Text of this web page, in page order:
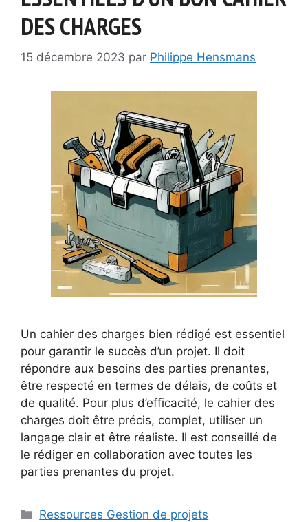
DES CHARGES
15 décembre 2023 par Philippe Hensmans
Un cahier des charges bien rédigé est essentiel
pour garantir le succès d’un projet. Il doit
répondre aux besoins des parties prenantes,
être respecté en termes de délais, de coûts et
de qualité. Pour plus d’efficacité, le cahier des
charges doit être précis, complet, utiliser un
langage clair et être réaliste. Il est conseillé de
le rédiger en collaboration avec toutes les
parties prenantes du projet.
Catégories
Ressources Gestion de projets